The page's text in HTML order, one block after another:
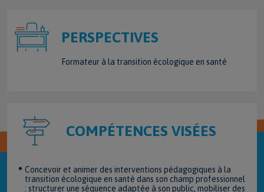
PERSPECTIVES
Formateur à la transition écologique en santé
COMPÉTENCES VISÉES
Concevoir et animer des interventions pédagogiques à la
transition écologique en santé dans son champ professionnel
: structurer une séquence adaptée à son public, mobiliser des